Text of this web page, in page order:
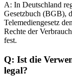
A: In Deutschland
Gesetzbuch (BGB),
Telemediengesetz
Rechte der
fest.
Q: Ist die
legal?